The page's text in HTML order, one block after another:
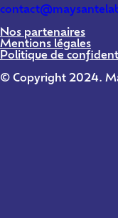
Nos partenaires
Mentions légales
Politique de
© Copyright 2024.